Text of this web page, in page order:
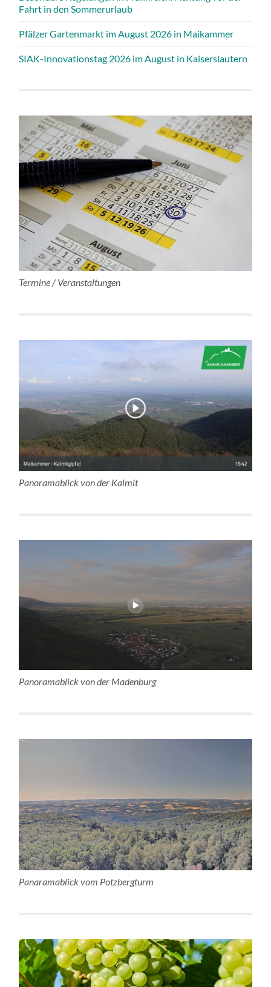
Fahrt in den Sommerurlaub
Pfälzer Gartenmarkt im August 2026 in Maikammer
SIAK-Innovationstag 2026 im August in Kaiserslautern
Termine / Veranstaltungen
Panoramablick von der Kalmit
Panoramablick von der Madenburg
Panaramablick vom Potzbergturm